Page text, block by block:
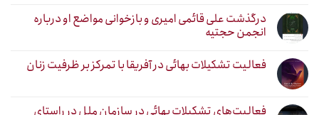
درگذشت علی قائمی امیری و بازخوانی مواضع او درباره
انجمن حجتیه
فعالیت تشکیلات بهائی در آفریقا با تمرکز بر ظرفیت زنان
فعالیت‌های تشکیلات بهائی در سازمان ملل در راستای